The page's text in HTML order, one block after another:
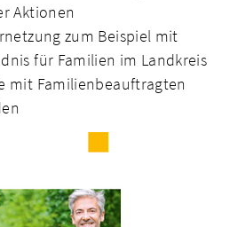
Aktionen
zum Beispiel mit
für Familien im Land­kreis
mit Familienbeauftragten